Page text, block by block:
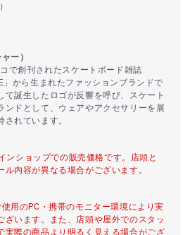
ー）
で創刊されたスケートボード雑誌
」から生まれたファッションブランドで
て誕生したロゴが反響を呼び、スケート
ンドとして、ウェアやアクセサリーを展
れています。
ンショップでの販売価格です。店頭と
内容が異なる場合がございます。
用のPC・携帯のモニター環境により実
ざいます。また、店頭や屋外でのスタッ
実際の商品より明るく見える場合がござ